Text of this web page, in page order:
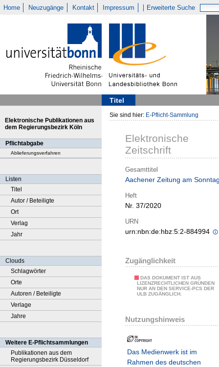
Home Neuzugänge Kontakt Impressum Erweiterte Suche
Titel
Elektronische Publikationen aus
dem Regierungsbezirk Köln
Pflichtabgabe
Ablieferungsverfahren
Listen
Titel
Autor / Beteiligte
Ort
Verlag
Jahr
Clouds
Schlagwörter
Orte
Autoren / Beteiligte
Verlage
Jahre
Weitere E-Pflichtsammlungen
Publikationen aus dem
Regierungsbezirk Düsseldorf
Sie sind hier: E-Pflicht-Sammlung
Elektronische
Zeitschrift
Gesamttitel
Aachener Zeitung am
Heft
Nr. 37/2020
URN
urn:nbn:de:hbz:5:2-884994
Zugänglichkeit
DAS DOKUMENT IST AUS
LIZENZRECHTLICHEN GRÜNDEN
NUR AN DEN SERVICE-PCS DER
ULB ZUGÄNGLICH.
Nutzungshinweis
Das Medienwerk ist im
Rahmen des deutschen